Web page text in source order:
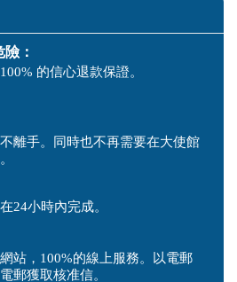
：
的信心退款保證。
離手。同時也不再需要在大使館
24小時內完成。
站，100%的線上服務。以電郵
郵獲取核准信。